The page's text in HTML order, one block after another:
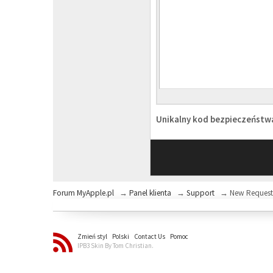
Unikalny kod
Forum MyApple.pl → Panel klienta → Support → New Request
Zmień styl Polski Contact Us
Pomoc
IPB3 Skin By Tom Christian.